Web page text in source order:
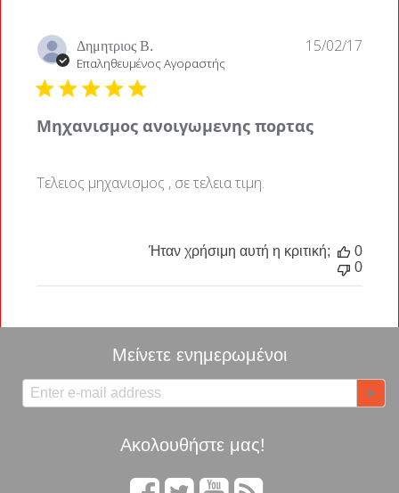
Δημητριος Β.
Επαληθευμένος Αγοραστής
Μηχανισμος ανοιγωμενης πορτας
Τελειος μηχανισμος , σε τελεια τιμη.
15/02/17
Ήταν χρήσιμη αυτή η κριτική;
0
0
Μείνετε ενημερωμένοι
Ακολουθήστε μας!